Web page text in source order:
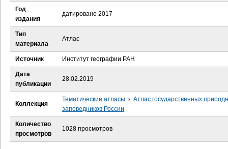
е
с
ь
Год
издания
датировано 2017
Тип
материала
Атлас
Источник Институт географии РАН
Дата
публикации
28.02.2019
Коллекция
Тематические атласы › Атлас государственных
заповедников России
Количество
просмотров
1028 просмотров